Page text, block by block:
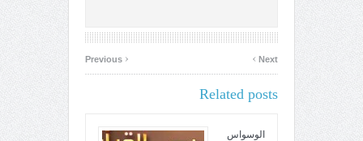
‹ Next
›
Related posts
الوسواس